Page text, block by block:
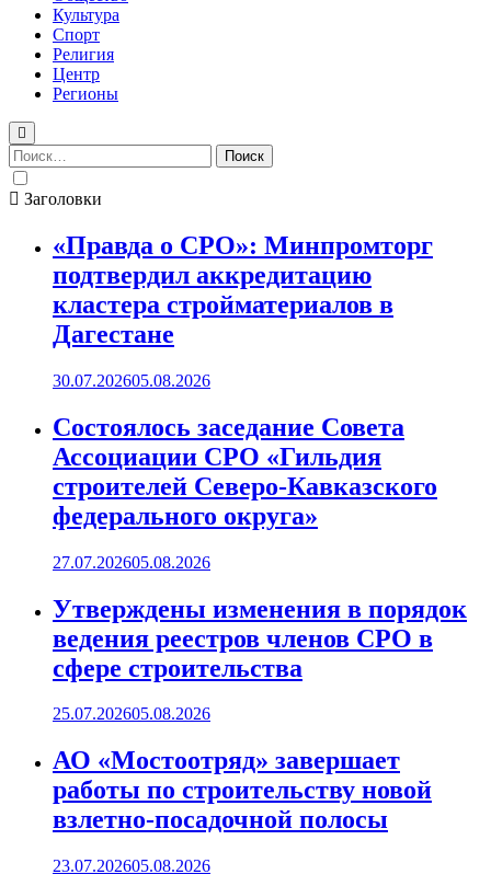
Культура
Спорт
Религия
Центр
Регионы
Найти:
Заголовки
«Правда о СРО»: Минпромторг
подтвердил аккредитацию
кластера стройматериалов в
Дагестане
30.07.202605.08.2026
Состоялось заседание Совета
Ассоциации СРО «Гильдия
строителей Северо-Кавказского
федерального округа»
27.07.202605.08.2026
Утверждены изменения в порядок
ведения реестров членов СРО в
сфере строительства
25.07.202605.08.2026
АО «Мостоотряд» завершает
работы по строительству новой
взлетно-посадочной полосы
23.07.202605.08.2026